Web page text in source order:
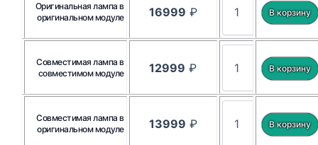
Оригинальная лампа в
оригинальном модуле
16999 ₽
Совместимая лампа в
совместимом модуле
12999 ₽
Совместимая лампа в
оригинальном модуле
13999 ₽